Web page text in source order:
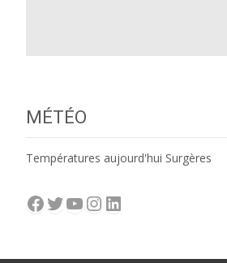
MÉTÉO
Températures aujourd'hui Surgères
Facebook
Twitter
YouTube
Instagram
LinkedIn